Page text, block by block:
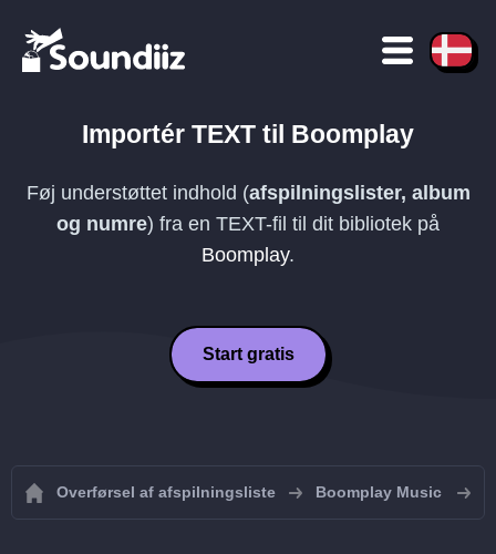
Importér TEXT til Boomplay
Føj understøttet indhold (afspilningslister, album
og numre) fra en TEXT-fil til dit bibliotek på
Boomplay.
Start gratis
Overførsel af afspilningsliste Boomplay Music